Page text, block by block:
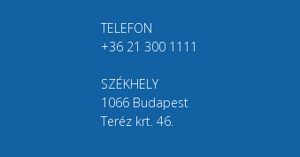
TELEFON
+36 21 300 1111
SZÉKHELY
1066 Budapest
Teréz krt. 46.